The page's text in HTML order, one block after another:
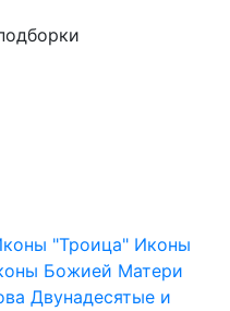
"Троица" Иконы
Божией Матери
Двунадесятые и